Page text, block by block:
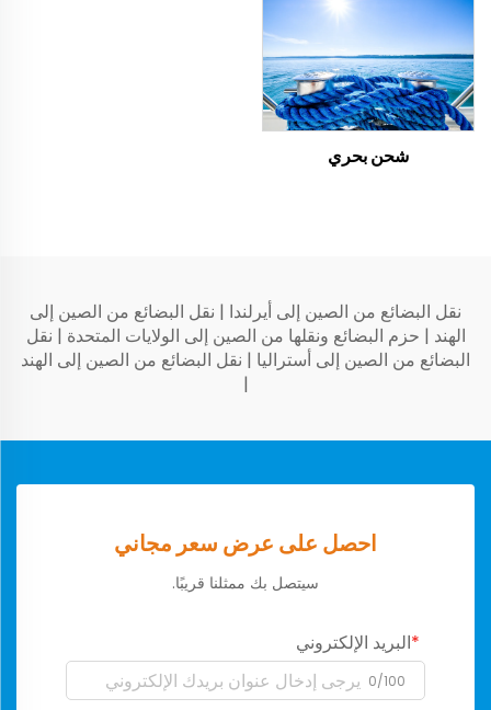
شحن بحري
نقل البضائع من الصين إلى أيرلندا | نقل البضائع من الصين إلى
الهند | حزم البضائع ونقلها من الصين إلى الولايات المتحدة | نقل
البضائع من الصين إلى أستراليا | نقل البضائع من الصين إلى الهند
|
احصل على عرض سعر مجاني
سيتصل بك ممثلنا قريبًا.
البريد الإلكتروني
0/100